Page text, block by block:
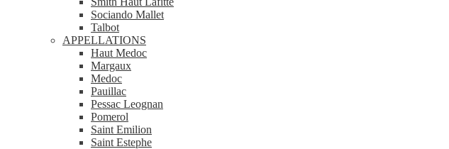
Sociando Mallet
Talbot
APPELLATIONS
Haut Medoc
Margaux
Medoc
Pauillac
Pessac Leognan
Pomerol
Saint Emilion
Saint Estephe